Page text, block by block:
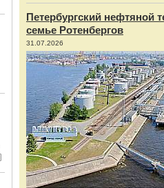
Петербургский нефтяной
семье Ротенбергов
31.07.2026